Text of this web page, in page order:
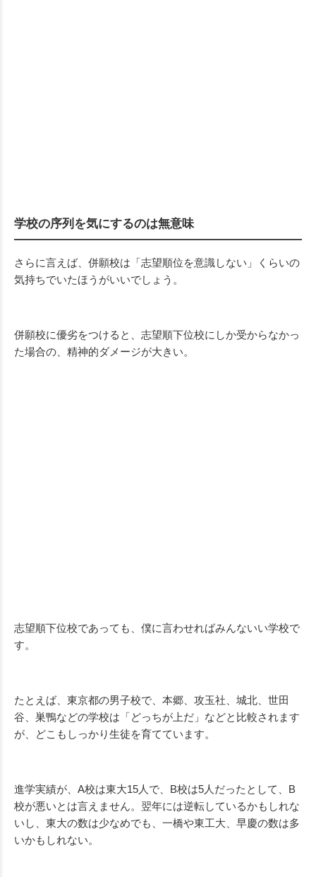
学校の序列を気にするのは無意味
さらに言えば、併願校は「志望順位を意識しない」くらいの
気持ちでいたほうがいいでしょう。
併願校に優劣をつけると、志望順下位校にしか受からなかっ
た場合の、精神的ダメージが大きい。
志望順下位校であっても、僕に言わせればみんないい学校で
す。
たとえば、東京都の男子校で、本郷、攻玉社、城北、世田
谷、巣鴨などの学校は「どっちが上だ」などと比較されます
が、どこもしっかり生徒を育てています。
進学実績が、A校は東大15人で、B校は5人だったとして、B
校が悪いとは言えません。翌年には逆転しているかもしれな
いし、東大の数は少なめでも、一橋や東工大、早慶の数は多
いかもしれない。